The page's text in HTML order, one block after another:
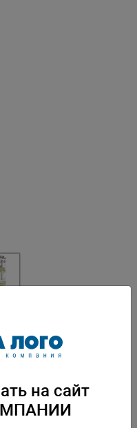
обогреватель с
° до 33 °• Длина
на сайт